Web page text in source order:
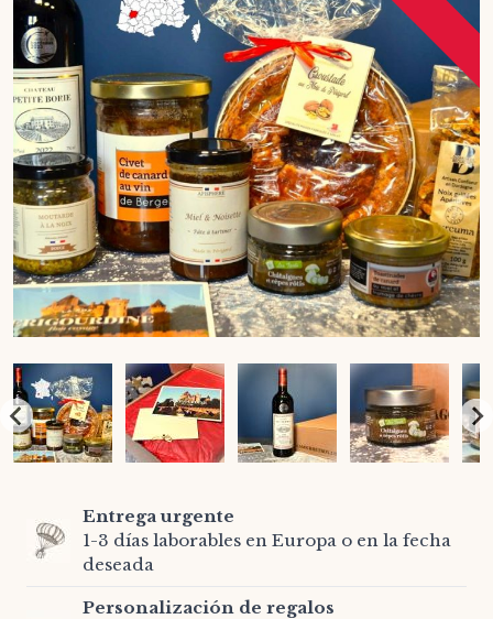
Entrega urgente
1-3 días laborables en Europa o en la fecha
deseada
Personalización de regalos